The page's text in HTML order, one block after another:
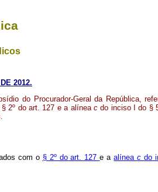
2012.
do Procurador-Geral da República,
2º do art. 127 e a alínea cdo inciso I do §
com o § 2º do art. 127e aalíneacdo